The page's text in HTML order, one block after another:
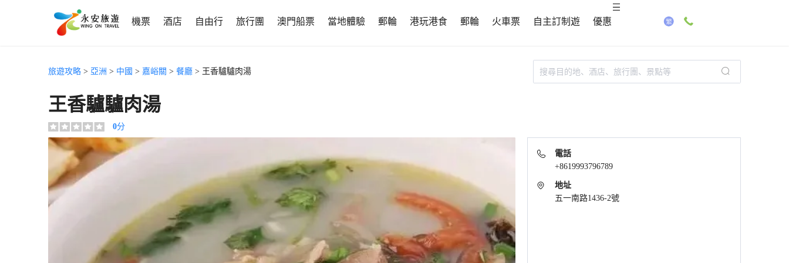
機票 酒店 自由行 旅行團 澳門船票 當地體驗 郵輪 港玩港食 郵輪 火車票 自主訂制遊 優惠
旅遊攻略 > 亞洲 > 中國 > 嘉峪關 > 餐廳 > 王香驢驢肉湯
王香驢驢肉湯
0分
電話
+8619993796789
地址
五一南路1436-2號